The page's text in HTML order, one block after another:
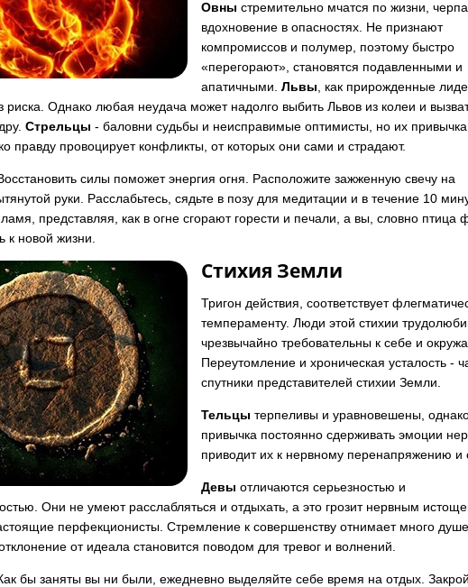
Овны стремительно мчатся по жизни,
вдохновение в опасностях. Не признают
компромиссов и полумер, поэтому быстро
«перегорают», становятся подавленными и
апатичными. Львы , как прирожденные
риска. Однако любая неудача может надолго выбить Львов из колеи и
Стрельцы - баловни судьбы и неисправимые оптимисты, но их привычка
правду провоцирует конфликты, от которых они сами и страдают.
силы поможет энергия огня. Расположите зажженную свечу на
руки. Расслабьтесь, сядьте в позу для медитации и в течение 10
представляя, как в огне сгорают горести и печали, а вы, словно птица
к новой жизни.
Стихия Земли
Тригон действия, соответствует
темпераменту. Люди этой стихии
чрезвычайно требовательны к себе и
Переутомление и хроническая усталость -
спутники представителей стихии Земли.
Тельцы терпеливы и уравновешены,
привычка постоянно сдерживать эмоции
приводит их к нервному перенапряжению и
Девы отличаются серьезностью и
Они не умеют расслабляться и отдыхать, а это грозит нервным
перфекционисты. Стремление к совершенству отнимает много
от идеала становится поводом для тревог и волнений.
бы заняты вы ни были, ежедневно выделяйте себе время на отдых.